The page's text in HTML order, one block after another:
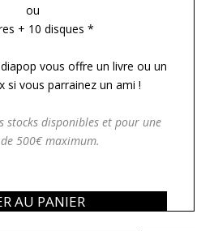
ou
+ 10 disques *
vous offre un livre ou un
si vous parrainez un ami !
stocks disponibles et pour une
500€ maximum.
AU PANIER